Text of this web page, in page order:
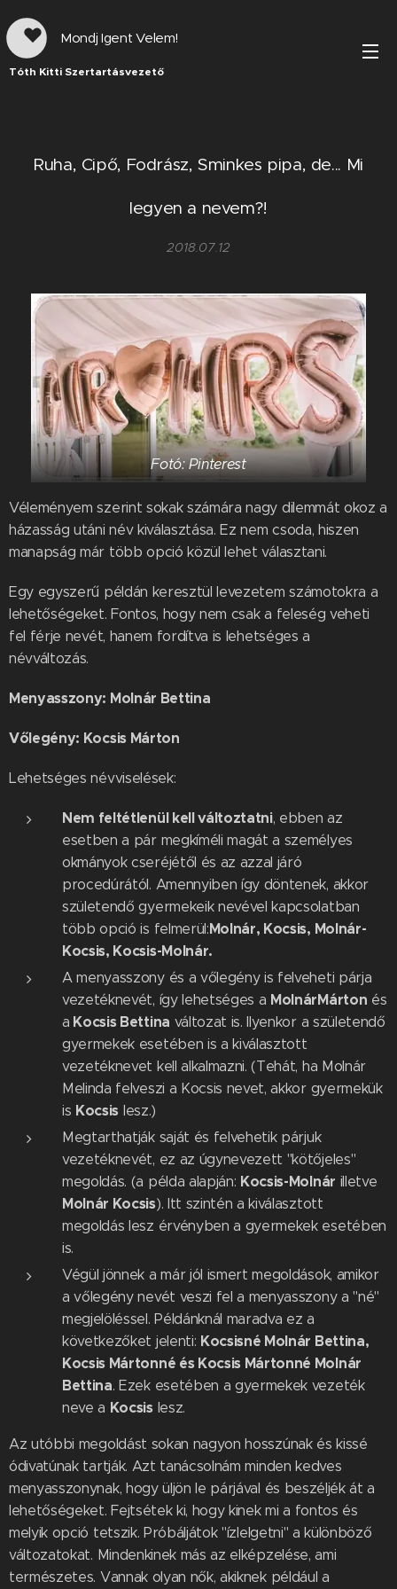
Mondj Igent Velem!
Tóth Kitti Szertartásvezető
Ruha, Cipő, Fodrász, Sminkes pipa, de... Mi
legyen a nevem?!
2018.07.12
Fotó: Pinterest
Véleményem szerint sokak számára nagy dilemmát okoz a
házasság utáni név kiválasztása. Ez nem csoda, hiszen
manapság már több opció közül lehet választani.
Egy egyszerű példán keresztül levezetem számotokra a
lehetőségeket. Fontos, hogy nem csak a feleség veheti
fel férje nevét, hanem fordítva is lehetséges a
névváltozás.
Menyasszony: Molnár Bettina
Vőlegény: Kocsis Márton
Lehetséges névviselések:
Nem feltétlenül kell változtatni, ebben az
esetben a pár megkíméli magát a személyes
okmányok cseréjétől és az azzal járó
procedúrától. Amennyiben így döntenek, akkor
születendő gyermekeik nevével kapcsolatban
több opció is felmerül:Molnár, Kocsis, Molnár-
Kocsis, Kocsis-Molnár.
A menyasszony és a vőlegény is felveheti párja
vezetéknevét, így lehetséges a MolnárMárton és
a Kocsis Bettina változat is. Ilyenkor a születendő
gyermekek esetében is a kiválasztott
vezetéknevet kell alkalmazni. (Tehát, ha Molnár
Melinda felveszi a Kocsis nevet, akkor gyermekük
is Kocsis lesz.)
Megtarthatják saját és felvehetik párjuk
vezetéknevét, ez az úgynevezett "kötőjeles"
megoldás. (a példa alapján: Kocsis-Molnár illetve
Molnár Kocsis). Itt szintén a kiválasztott
megoldás lesz érvényben a gyermekek esetében
is.
Végül jönnek a már jól ismert megoldások, amikor
a vőlegény nevét veszi fel a menyasszony a "né"
megjelöléssel. Példánknál maradva ez a
következőket jelenti: Kocsisné Molnár Bettina,
Kocsis Mártonné és Kocsis Mártonné Molnár
Bettina. Ezek esetében a gyermekek vezeték
neve a Kocsislesz.
Az utóbbi megoldást sokan nagyon hosszúnak és kissé
ódivatúnak tartják. Azt tanácsolnám minden kedves
menyasszonynak, hogy üljön le párjával és beszéljék át a
lehetőségeket. Fejtsétek ki, hogy kinek mi a fontos és
melyik opció tetszik. Próbáljátok "ízlelgetni" a különböző
változatokat. Mindenkinek más az elképzelése, ami
természetes. Vannak olyan nők, akiknek például a